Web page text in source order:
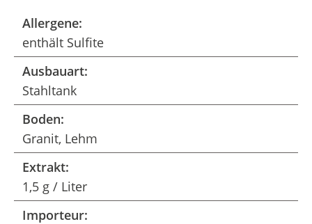
Allergene:
enthält Sulfite
Ausbauart:
Stahltank
Boden:
Granit, Lehm
Extrakt:
1,5 g / Liter
Importeur: